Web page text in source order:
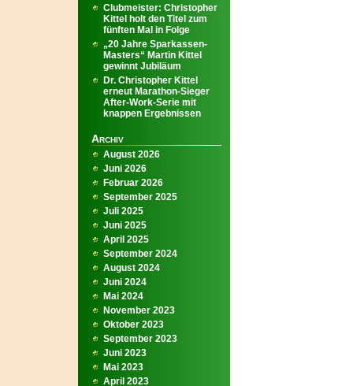
Clubmeister: Christopher
Kittel holt den Titel zum
fünften Mal in Folge
„20 Jahre Sparkassen-
Masters“ Martin Kittel
gewinnt Jubiläum
Dr. Christopher Kittel
erneut Marathon-Sieger
After-Work-Serie mit
knappen Ergebnissen
Archiv
August 2026
Juni 2026
Februar 2026
September 2025
Juli 2025
Juni 2025
April 2025
September 2024
August 2024
Juni 2024
Mai 2024
November 2023
Oktober 2023
September 2023
Juni 2023
Mai 2023
April 2023